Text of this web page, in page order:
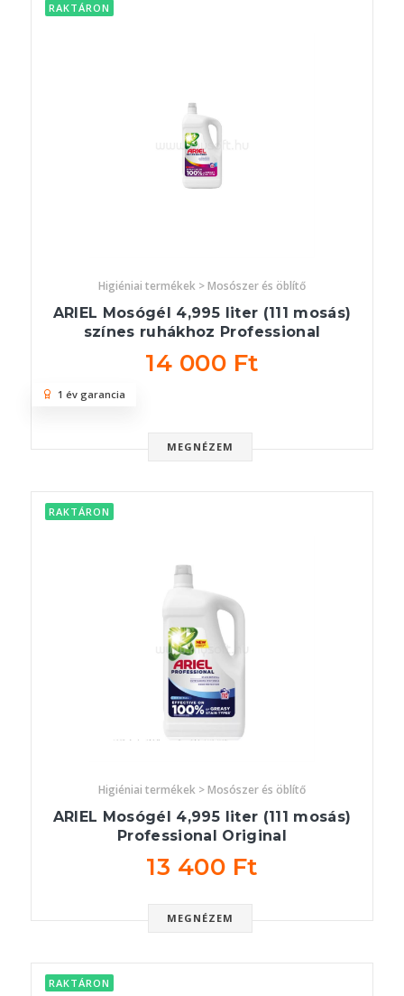
RAKTÁRON
Higiéniai termékek > Mosószer és öblítő
ARIEL Mosógél 4,995 liter (111 mosás)
színes ruhákhoz Professional
14 000 Ft
MEGNÉZEM
1 év garancia
RAKTÁRON
Higiéniai termékek > Mosószer és öblítő
ARIEL Mosógél 4,995 liter (111 mosás)
Professional Original
13 400 Ft
MEGNÉZEM
RAKTÁRON